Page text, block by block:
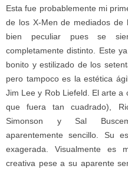
Esta fue probablemente mi
de los X-Men de mediados de
bien peculiar pues se
completamente distinto. Este
bonito y estilizado de los
pero tampoco es la estética
Jim Lee y Rob Liefeld. El arte a
que fuera tan cuadrado),
Simonson y Sal
aparentemente sencillo. Su
exagerada. Visualmente es
creativa pese a su aparente